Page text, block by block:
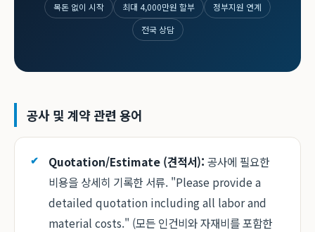
목돈 없이 시작 최대 4,000만원 할부
정부지원 연계
전국 상담
공사 및 계약 관련 용어
Quotation/Estimate (견적서): 공사에 필요한
비용을 상세히 기록한 서류. "Please provide a
detailed quotation including all labor and
material costs." (모든 인건비와 자재비를 포함한